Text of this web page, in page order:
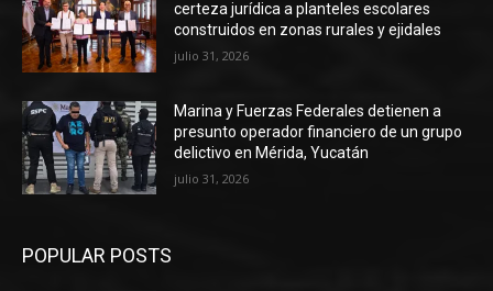
certeza jurídica a planteles escolares
construidos en zonas rurales y ejidales
julio 31, 2026
Marina y Fuerzas Federales detienen a
presunto operador financiero de un grupo
delictivo en Mérida, Yucatán
julio 31, 2026
POPULAR POSTS